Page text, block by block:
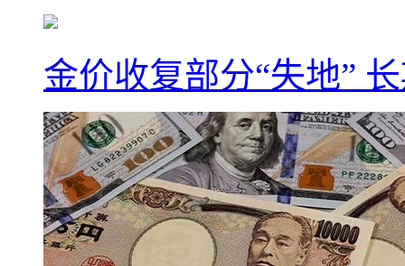
金价收复部分“失地”